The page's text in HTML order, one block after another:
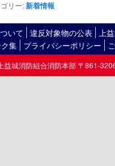
リー:新着情報
いて 違反対象物の公表
上
集 プライバシーポリシー
上益城消防組合消防本部 〒861-